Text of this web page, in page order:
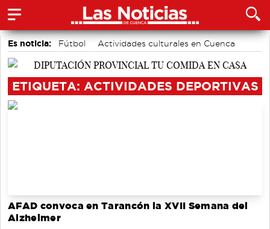
Es noticia: Fútbol
Actividades culturales en Cuenca
Auditorio de Cuenca
ETIQUETA: ACTIVIDADES DEPORTIVAS
AFAD convoca en Tarancón la XVII Semana del
Alzheimer